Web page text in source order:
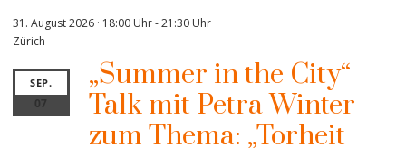
31. August 2026 · 18:00 Uhr-21:30 Uhr
Zürich
SEP.
07
„Summer in the City“
Talk mit Petra Winter
zum Thema: „Torheit